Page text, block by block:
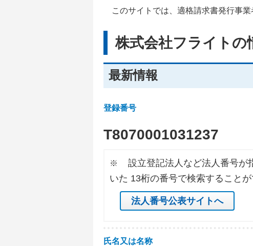
このサイトでは、適格請求書発行事
株式会社フライトの
最新情報
登録番号
T8070001031237
※
設立登記法人など法人番号が
いた 13桁の番号で検索することが
法人番号公表サイトへ
氏名又は名称